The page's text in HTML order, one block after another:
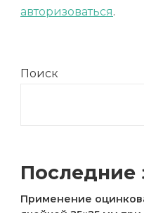
авторизоваться.
Поиск
Последние
Применение